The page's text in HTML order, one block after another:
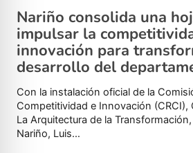
Nariño consolida una
impulsar la
innovación para
desarrollo del
Con la instalación oficial de la
Competitividad e Innovación
La Arquitectura de la
Nariño, Luis…